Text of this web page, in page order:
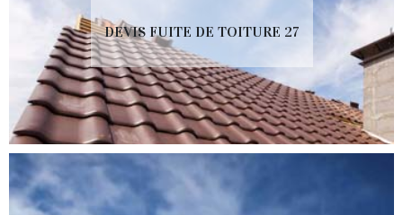
DEVIS FUITE DE TOITURE 27